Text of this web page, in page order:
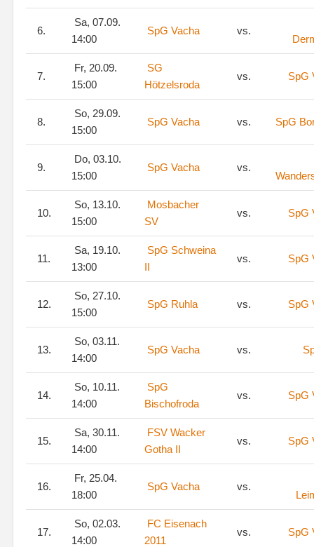
6.
Sa, 07.09.
14:00
SpG Vacha vs.
7.
Fr, 20.09.
15:00
SG
Hötzelsroda
vs. SpG
8.
So, 29.09.
15:00
SpG Vacha vs. SpG
9.
Do, 03.10.
15:00
SpG Vacha vs.
10.
So, 13.10.
15:00
Mosbacher
SV
vs. SpG
11.
Sa, 19.10.
13:00
SpG Schweina
II
vs. SpG
12.
So, 27.10.
15:00
SpG Ruhla vs. SpG
13.
So, 03.11.
14:00
SpG Vacha vs.
14.
So, 10.11.
14:00
SpG
Bischofroda
vs. SpG
15.
Sa, 30.11.
14:00
FSV Wacker
Gotha II
vs. SpG
16.
Fr, 25.04.
18:00
SpG Vacha vs.
17.
So, 02.03.
14:00
FC Eisenach
2011
vs. SpG